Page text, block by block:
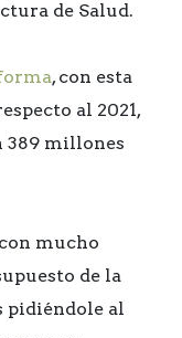
de Salud.
, con esta
al 2021,
389 millones
mucho
de la
pidiéndole al